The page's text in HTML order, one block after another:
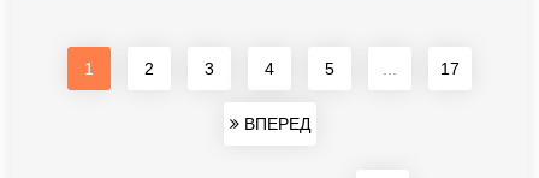
1 2 3 4 5 17
ВПЕРЕД